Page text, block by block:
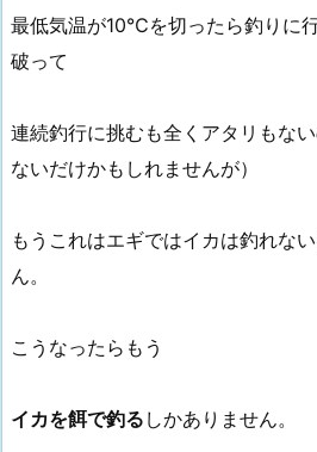
最低気温が10℃を切ったら釣りに
破って
連続釣行に挑むも全くアタリもな
ないだけかもしれませんが）
もうこれはエギではイカは釣れな
ん。
こうなったらもう
イカを餌で釣る しかありません。